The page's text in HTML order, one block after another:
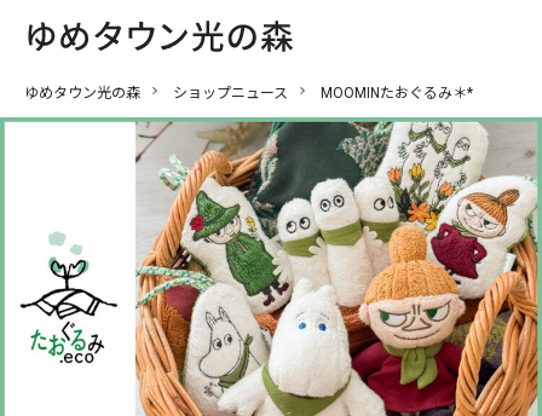
ゆめタウン光の森 ショップニュース MOOMINたおぐるみ＊*